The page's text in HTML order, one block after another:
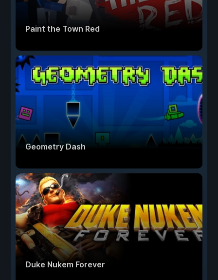
Paint the Town Red
Geometry Dash
Duke Nukem Forever